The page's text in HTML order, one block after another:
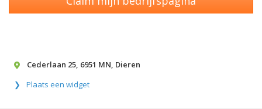
Cederlaan 25, 6951 MN, Dieren
Plaats een widget